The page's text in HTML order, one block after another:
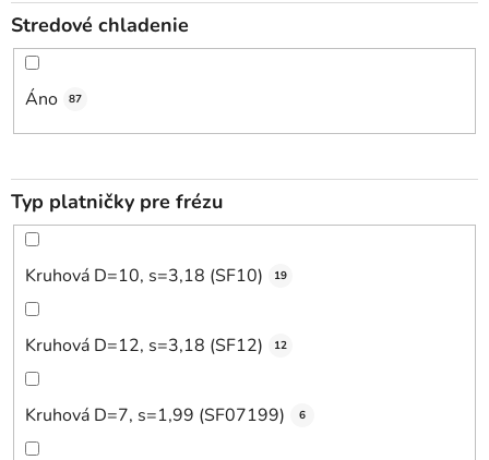
Stredové chladenie
Áno 87
Typ platničky pre frézu
Kruhová D=10, s=3,18 (SF10) 19
Kruhová D=12, s=3,18 (SF12) 12
Kruhová D=7, s=1,99 (SF07199) 6